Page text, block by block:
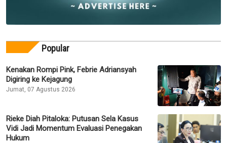
Popular
Kenakan Rompi Pink, Febrie Adriansyah
Digiring ke Kejagung
Jumat, 07 Agustus 2026
Rieke Diah Pitaloka: Putusan Sela Kasus
Vidi Jadi Momentum Evaluasi Penegakan
Hukum